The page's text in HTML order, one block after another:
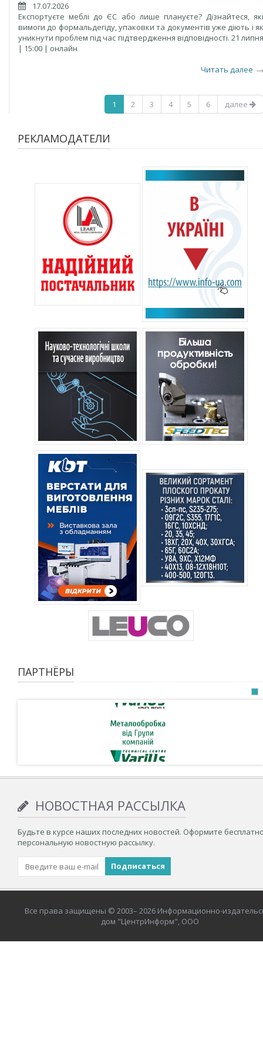
17.07.2026
Експортуєте меблі до ЄС або лише плануєте? Дізнайтеся, які
вимоги до формальдегіду, упаковки та документів уже діють і як
уникнути проблем під час підтвердження відповідності. 21 липня
| 15:00 | онлайн
Читать далее
1 2 3 4 5 6 далее
РЕКЛАМОДАТЕЛИ
ПАРТНЁРЫ
НОВОСТНАЯ РАССЫЛКА
Будьте в курсе наших последних новостей. Оформите
персональную новостную рассылку.
Все права защищены © 2003– 2026 Информационно-
дом "ЦентрИнформ", ООО